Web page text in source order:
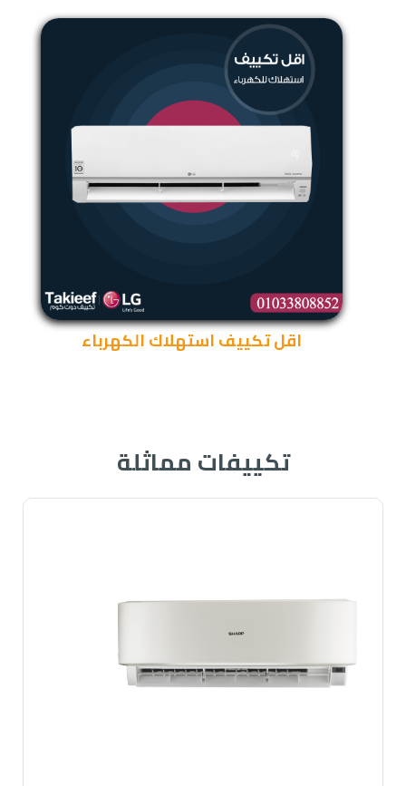
اقل تكييف استهلاك الكهرباء
تكييفات مماثلة